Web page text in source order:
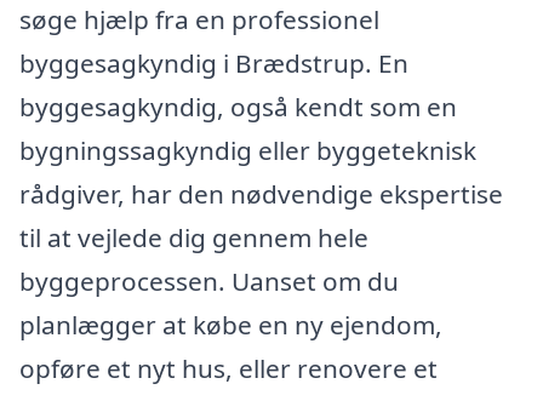
søge hjælp fra en professionel
byggesagkyndig i Brædstrup. En
byggesagkyndig, også kendt som en
bygningssagkyndig eller byggeteknisk
rådgiver, har den nødvendige ekspertise
til at vejlede dig gennem hele
byggeprocessen. Uanset om du
planlægger at købe en ny ejendom,
opføre et nyt hus, eller renovere et